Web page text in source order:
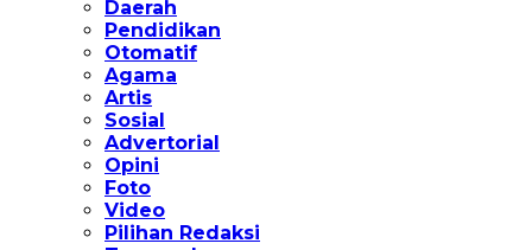
Daerah
Pendidikan
Otomatif
Agama
Artis
Sosial
Advertorial
Opini
Foto
Video
Pilihan Redaksi